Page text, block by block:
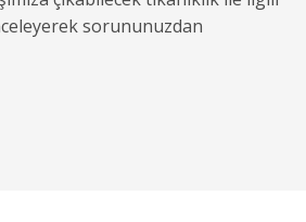
sorununuzdan